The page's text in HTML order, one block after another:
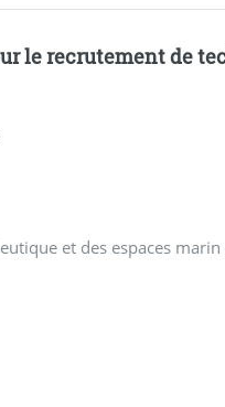
le recrutement de
et des espaces